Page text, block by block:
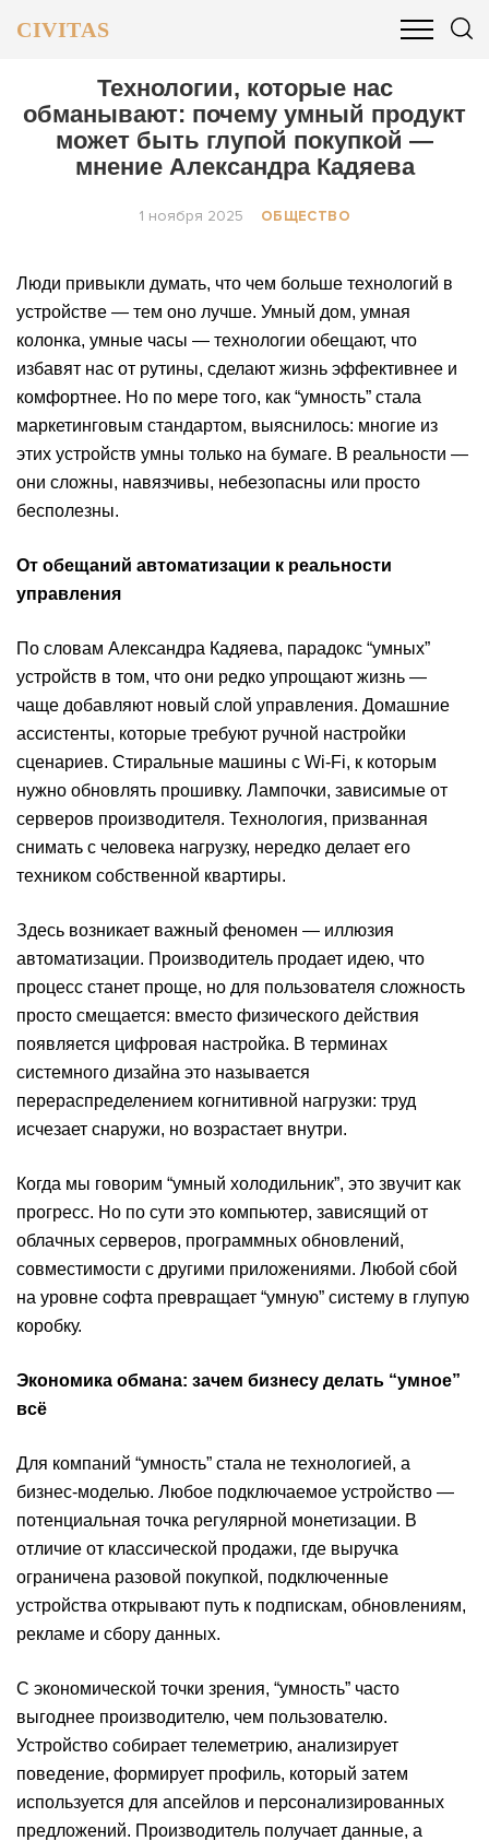
CIVITAS
ОБЩЕСТВО БИЗНЕС И ФИНАНСЫ
Технологии, которые нас
обманывают: почему умный продукт
может быть глупой покупкой —
мнение Александра Кадяева
1 ноября 2025 ОБЩЕСТВО
Люди привыкли думать, что чем больше технологий в
устройстве — тем оно лучше. Умный дом, умная
колонка, умные часы — технологии обещают, что
избавят нас от рутины, сделают жизнь эффективнее и
комфортнее. Но по мере того, как “умность” стала
маркетинговым стандартом, выяснилось: многие из
этих устройств умны только на бумаге. В реальности —
они сложны, навязчивы, небезопасны или просто
бесполезны.
От обещаний автоматизации к реальности
управления
По словам Александра Кадяева, парадокс “умных”
устройств в том, что они редко упрощают жизнь —
чаще добавляют новый слой управления. Домашние
ассистенты, которые требуют ручной настройки
сценариев. Стиральные машины с Wi-Fi, к которым
нужно обновлять прошивку. Лампочки, зависимые от
серверов производителя. Технология, призванная
снимать с человека нагрузку, нередко делает его
техником собственной квартиры.
Здесь возникает важный феномен — иллюзия
автоматизации. Производитель продает идею, что
процесс станет проще, но для пользователя сложность
просто смещается: вместо физического действия
появляется цифровая настройка. В терминах
системного дизайна это называется
перераспределением когнитивной нагрузки: труд
исчезает снаружи, но возрастает внутри.
Когда мы говорим “умный холодильник”, это звучит как
прогресс. Но по сути это компьютер, зависящий от
облачных серверов, программных обновлений,
совместимости с другими приложениями. Любой сбой
на уровне софта превращает “умную” систему в глупую
коробку.
Экономика обмана: зачем бизнесу делать “умное”
всё
Для компаний “умность” стала не технологией, а
бизнес-моделью. Любое подключаемое устройство —
потенциальная точка регулярной монетизации. В
отличие от классической продажи, где выручка
ограничена разовой покупкой, подключенные
устройства открывают путь к подпискам, обновлениям,
рекламе и сбору данных.
С экономической точки зрения, “умность” часто
выгоднее производителю, чем пользователю.
Устройство собирает телеметрию, анализирует
поведение, формирует профиль, который затем
используется для апсейлов и персонализированных
предложений. Производитель получает данные, а